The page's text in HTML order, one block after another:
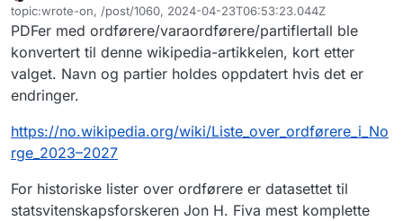
Frakoblet
topic:wrote-on, /post/1060, 2024-04-23T06:53:23.044Z
Sist endret av
PDFer med ordførere/varaordførere/partiflertall ble
konvertert til denne wikipedia-artikkelen, kort etter
valget. Navn og partier holdes oppdatert hvis det er
endringer.
https://no.wikipedia.org/wiki/Liste_over_ordførere_i_No
rge_2023–2027
For historiske lister over ordførere er datasettet til
statsvitenskapsforskeren Jon H. Fiva mest komplette